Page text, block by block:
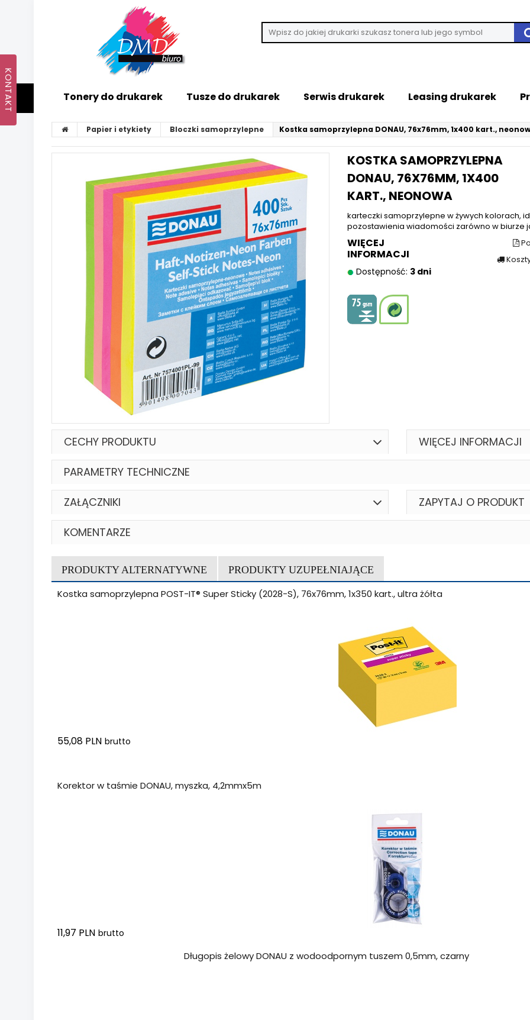
Tonery do drukarek Tusze do drukarek Serwis drukarek Leasing drukarek
Papier i etykiety Bloczki samoprzylepne Kostka samoprzylepna DONAU, 76x76mm, 1x400 kart.,
KOSTKA SAMOPRZYLEPNA
DONAU, 76X76MM, 1X400
KART., NEONOWA
karteczki samoprzylepne w żywych kolorach,
pozostawienia wiadomości zarówno w biurze
WIĘCEJ
INFORMACJI
Dostępność: 3 dni
CECHY PRODUKTU WIĘCEJ INFORMACJI
PARAMETRY TECHNICZNE
ZAŁĄCZNIKI ZAPYTAJ O PRODUKT
KOMENTARZE
PRODUKTY ALTERNATYWNE PRODUKTY UZUPEŁNIAJĄCE
Kostka samoprzylepna POST-IT® Super Sticky (2028-S), 76x76mm, 1x350 kart., ultra żółta
55,08 PLN brutto
Korektor w taśmie DONAU, myszka, 4,2mmx5m
11,97 PLN brutto
Długopis żelowy DONAU z wodoodpornym tuszem 0,5mm, czarny